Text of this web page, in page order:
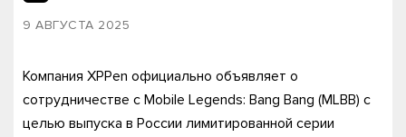
9 АВГУСТА 2025
Компания XPPen официально объявляет о
сотрудничестве с Mobile Legends: Bang Bang (MLBB) с
целью выпуска в России лимитированной серии